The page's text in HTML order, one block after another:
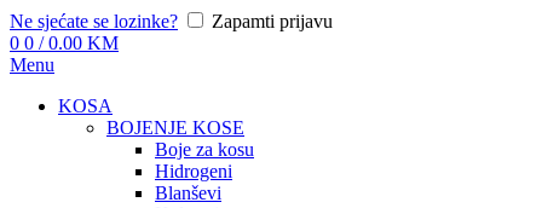
Ne sjećate se lozinke?
Zapamti prijavu
0 0 / 0.00 KM
Menu
KOSA
BOJENJE KOSE
Boje za kosu
Hidrogeni
Blanševi